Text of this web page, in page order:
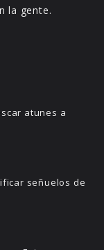
la gente.
atunes a
señuelos de